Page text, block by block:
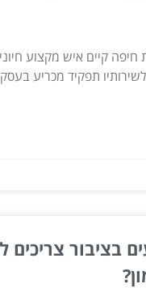
קיים איש מקצוע
תפקיד מכריע
בציבור צריכים